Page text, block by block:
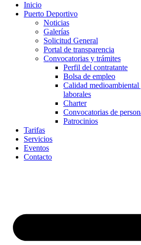
Inicio
Puerto Deportivo
Noticias
Galerías
Solicitud General
Portal de transparencia
Convocatorias y trámites
Perfil del contratante
Bolsa de empleo
Calidad
laborales
Charter
Convocatorias de
Patrocinios
Tarifas
Servicios
Eventos
Contacto